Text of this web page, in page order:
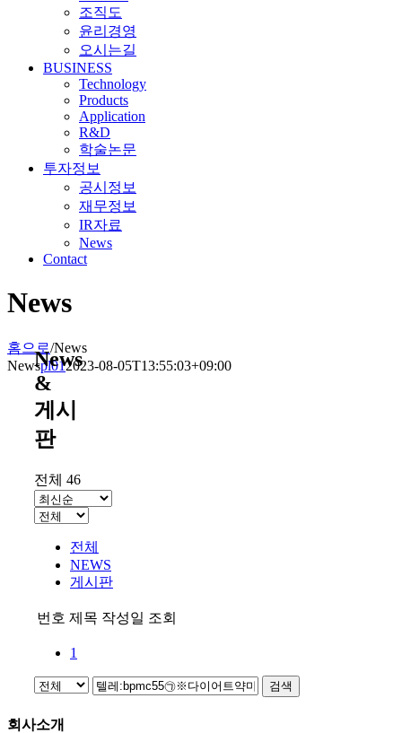
조직도
윤리경영
오시는길
BUSINESS
Technology
Products
Application
R&D
학술논문
투자정보
공시정보
재무정보
IR자료
News
Contact
News
홈으로/News
Newspl012023-08-05T13:55:03+09:00
News
&
게시
판
전체 46
전체
NEWS
게시판
번호 제목 작성일 조회
1
검색
회사소개